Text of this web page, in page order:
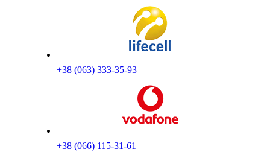
+38 (063) 333-35-93
+38 (066) 115-31-61